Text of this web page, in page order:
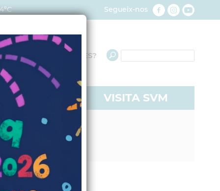
A SVM VISITA SVM
QUÈ NECESSITES?
Segueix-nos